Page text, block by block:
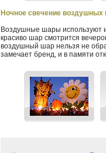
Ночное свечение воздушных
Воздушные шары используют
красиво шар смотрится
воздушный шар нельзя не
замечает бренд, и в памяти